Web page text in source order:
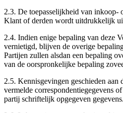
2.3. De toepasselijkheid van inkoop-
Klant of derden wordt uitdrukkelijk
2.4. Indien enige bepaling van deze
vernietigd, blijven de overige
Partijen zullen alsdan een bepaling
van de oorspronkelijke bepaling
2.5. Kennisgevingen geschieden aan
vermelde correspondentiegegevens
partij schriftelijk opgegeven gegevens.